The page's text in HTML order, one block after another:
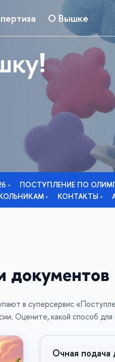
О Вышке
ПОСТУПЛЕНИЕ ПО
КОНТАКТЫ
документов
в суперсервис
Оцените, какой способ
Очная подача